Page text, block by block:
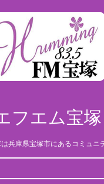
フエム宝塚
兵庫県宝塚市にあるコミュニ